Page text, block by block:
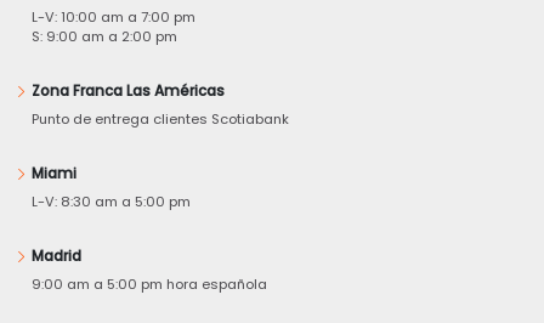
L-V: 10:00 am a 7:00 pm
S: 9:00 am a 2:00 pm
Zona Franca Las Américas
Punto de entrega clientes Scotiabank
Miami
L-V: 8:30 am a 5:00 pm
Madrid
9:00 am a 5:00 pm hora española